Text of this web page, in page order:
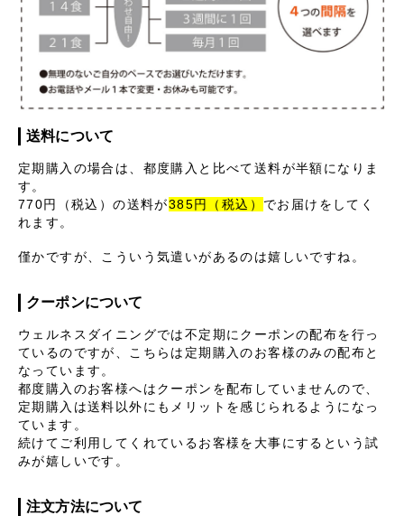
送料について
定期購入の場合は、都度購入と比べて送料が半額になりま
す。
770円（税込）の送料が385円（税込） でお届けをしてく
れます。
僅かですが、こういう気遣いがあるのは嬉しいですね。
クーポンについて
ウェルネスダイニングでは不定期にクーポンの配布を行っ
ているのですが、こちらは定期購入のお客様のみの配布と
なっています。
都度購入のお客様へはクーポンを配布していませんので、
定期購入は送料以外にもメリットを感じられるようになっ
ています。
続けてご利用してくれているお客様を大事にするという試
みが嬉しいです。
注文方法について